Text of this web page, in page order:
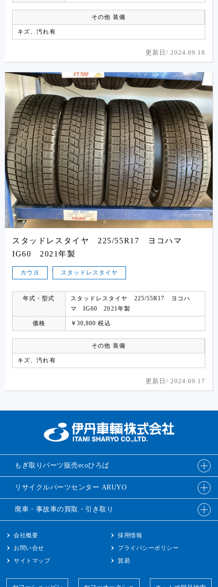
その他 装備
キズ、汚れ有
更新日/ 2024.09.18
スタッドレスタイヤ 225/55R17 ヨコハマ
IG60 2021年製
カウヨ スタッドレスタイヤ
年式・型式
スタッドレスタイヤ 225/55R17 ヨコハ
マ IG60 2021年製
価格 ￥30,800 税込
その他 装備
キズ、汚れ有
更新日/ 2024.09.17
もぎ取りパーツ販売ecoひろば
リサイクルパーツセンター ARUYO
廃車・事故車の買取・引き取り
会社概要
採用情報
お問い合せ
プライバシーポリシー
サイトマップ
貿易